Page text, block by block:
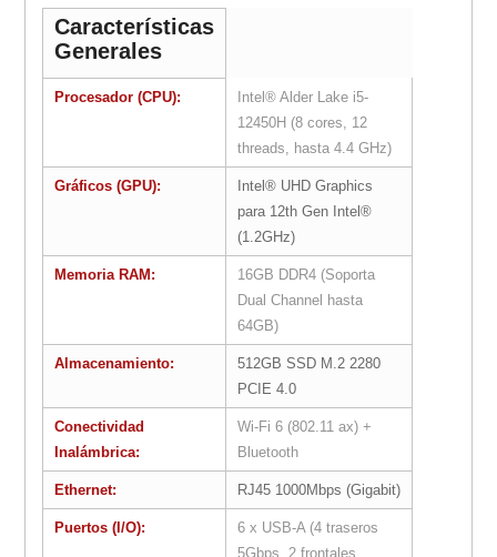
Características
Generales
Procesador (CPU):
Intel® Alder Lake i5-
12450H (8 cores, 12
threads, hasta 4.4 GHz)
Gráficos (GPU):
Intel® UHD Graphics
para 12th Gen Intel®
(1.2GHz)
Memoria RAM:
16GB DDR4 (Soporta
Dual Channel hasta
64GB)
Almacenamiento:
512GB SSD M.2 2280
PCIE 4.0
Conectividad
Inalámbrica:
Wi-Fi 6 (802.11 ax) +
Bluetooth
Ethernet: RJ45 1000Mbps (Gigabit)
Puertos (I/O):
6 x USB-A (4 traseros
5Gbps, 2 frontales